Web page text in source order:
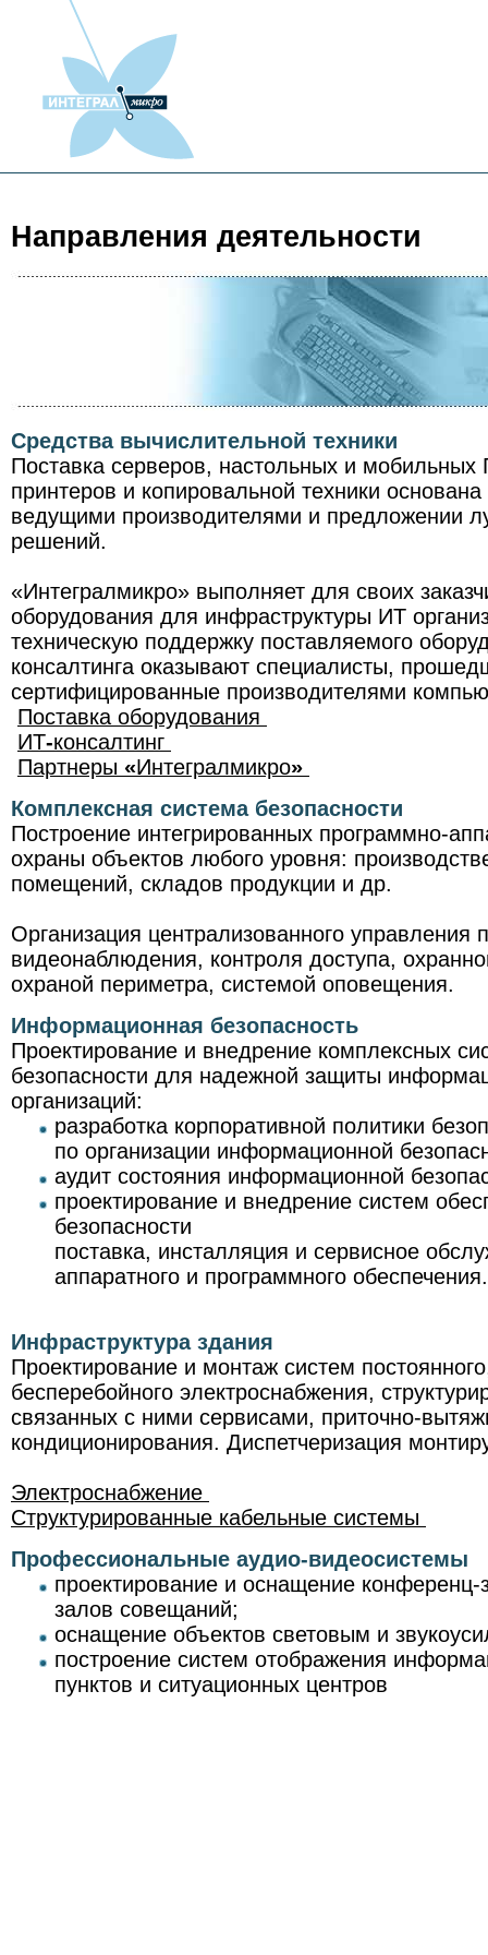
Направления деятельности
Средства вычислительной техники
Поставка серверов, настольных и мобильных
принтеров и копировальной техники
ведущими производителями и предложении
решений.
«Интегралмикро» выполняет для своих
оборудования для инфраструктуры ИТ
техническую поддержку поставляемого
консалтинга оказывают специалисты,
сертифицированные производителями
Поставка оборудования
ИТ-консалтинг
Партнеры «Интегралмикро»
Комплексная система безопасности
Построение интегрированных программно-
охраны объектов любого уровня:
помещений, складов продукции и др.
Организация централизованного управления
видеонаблюдения, контроля доступа,
охраной периметра, системой оповещения.
Информационная безопасность
Проектирование и внедрение комплексных
безопасности для надежной защиты
организаций:
разработка корпоративной политики
по организации информационной
аудит состояния информационной
проектирование и внедрение систем
безопасности
поставка, инсталляция и сервисное
аппаратного и программного обеспечения.
Инфраструктура здания
Проектирование и монтаж систем
бесперебойного электроснабжения,
связанных с ними сервисами, приточно-
кондиционирования. Диспетчеризация
Электроснабжение
Структурированные кабельные системы
Профессиональные аудио-видеосистемы
проектирование и оснащение конференц-
залов совещаний;
оснащение объектов световым и
построение систем отображения
пунктов и ситуационных центров